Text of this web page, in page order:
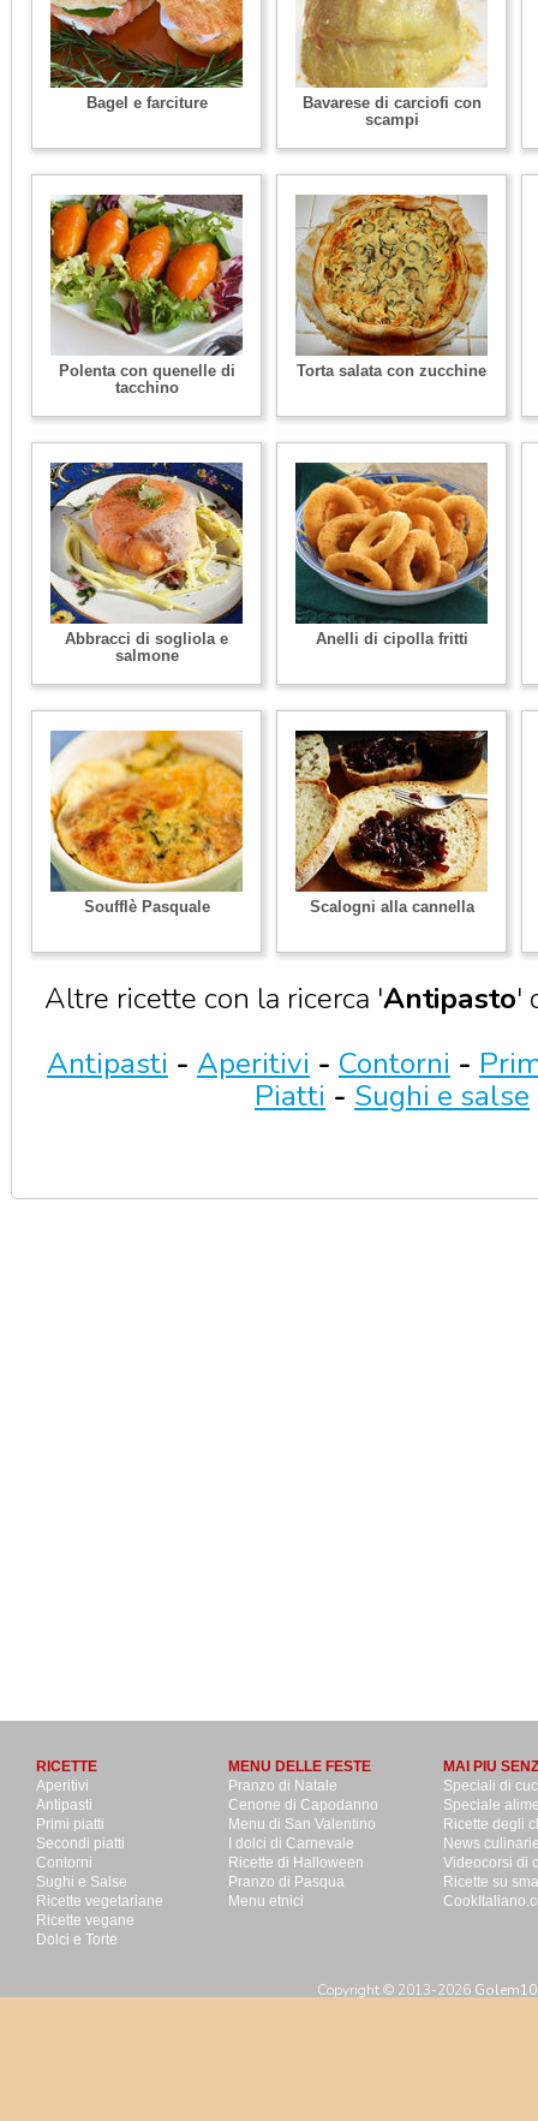
Bagel e farciture
Bavarese di carciofi con
scampi
Polenta con quenelle di
tacchino
Torta salata con zucchine
Abbracci di sogliola e
salmone
Anelli di cipolla fritti
Soufflè Pasquale Scalogni alla cannella
Altre ricette con la ricerca 'Antipasto'
Antipasti - Aperitivi - Contorni -
Piatti - Sughi e salse
RICETTE
Aperitivi
Antipasti
Primi piatti
Secondi piatti
Contorni
Sughi e Salse
Ricette vegetariane
Ricette vegane
Dolci e Torte
MENU DELLE FESTE
Pranzo di Natale
Cenone di Capodanno
Menu di San Valentino
I dolci di Carnevale
Ricette di Halloween
Pranzo di Pasqua
Menu etnici
MAI PIU
Speciali di
Speciale
Ricette degli
News
Videocorsi di
Ricette su
Copyright © 2013-2026